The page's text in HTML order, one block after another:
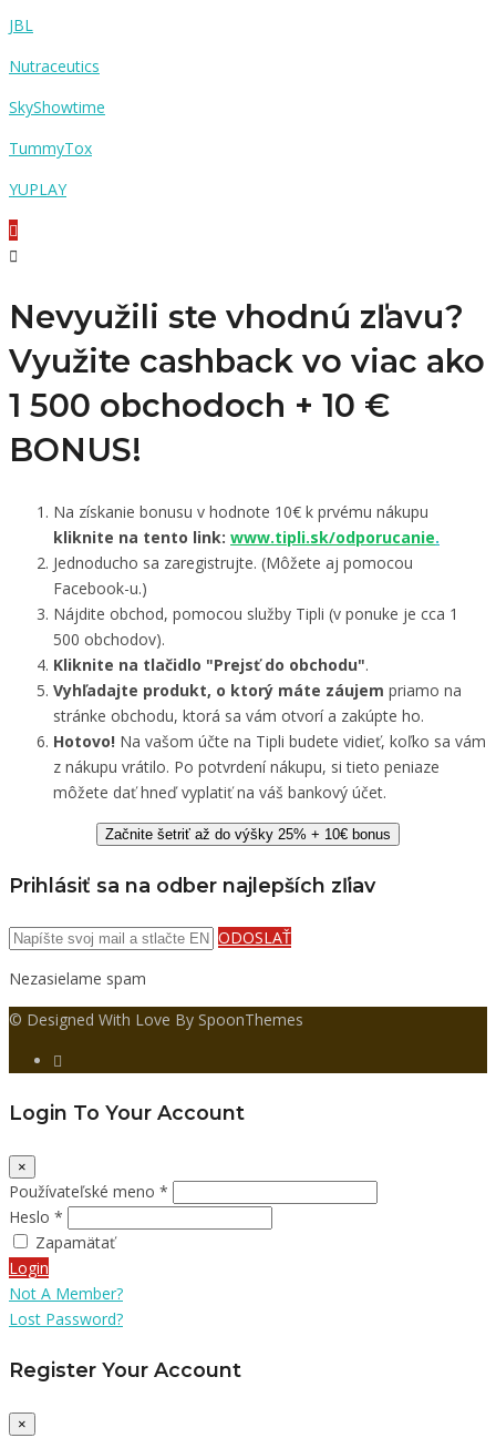
JBL
Nutraceutics
SkyShowtime
TummyTox
YUPLAY
Nevyužili ste vhodnú zľavu?
Využite cashback vo viac ako
1 500 obchodoch + 10 €
BONUS!
Na získanie bonusu v hodnote 10€ k prvému nákupu
kliknite na tento link: www.tipli.sk/odporucanie.
Jednoducho sa zaregistrujte. (Môžete aj pomocou
Facebook-u.)
Nájdite obchod, pomocou služby Tipli (v ponuke je cca 1
500 obchodov).
Kliknite na tlačidlo "Prejsť do obchodu".
Vyhľadajte produkt, o ktorý máte záujem priamo na
stránke obchodu, ktorá sa vám otvorí a zakúpte ho.
Hotovo! Na vašom účte na Tipli budete vidieť, koľko sa vám
z nákupu vrátilo. Po potvrdení nákupu, si tieto peniaze
môžete dať hneď vyplatiť na váš bankový účet.
Začnite šetriť až do výšky 25% + 10€ bonus
Prihlásiť sa na odber najlepších zľiav
ODOSLAŤ
Nezasielame spam
© Designed With Love By SpoonThemes
Login To Your Account
×
Používateľské meno *
Heslo *
Zapamätať
Login
Not A Member?
Lost Password?
Register Your Account
×